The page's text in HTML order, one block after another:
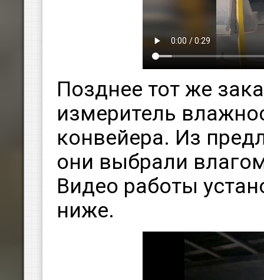
Позднее тот же
измеритель
конвейера. Из
они выбрали
Видео работы
ниже.